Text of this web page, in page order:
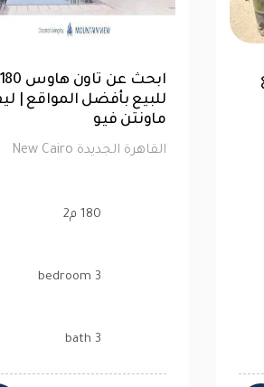
ابحث عن شقة 193م للبيع
بأفضل المواقع|بالم هيلز
القاهرة الجديدة